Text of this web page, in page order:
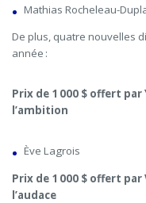
Mathias Rocheleau-
De plus, quatre nouvelles
année :
Prix de 1 000 $ offert
l’ambition
Ève Lagrois
Prix de 1 000 $ offert
l’audace